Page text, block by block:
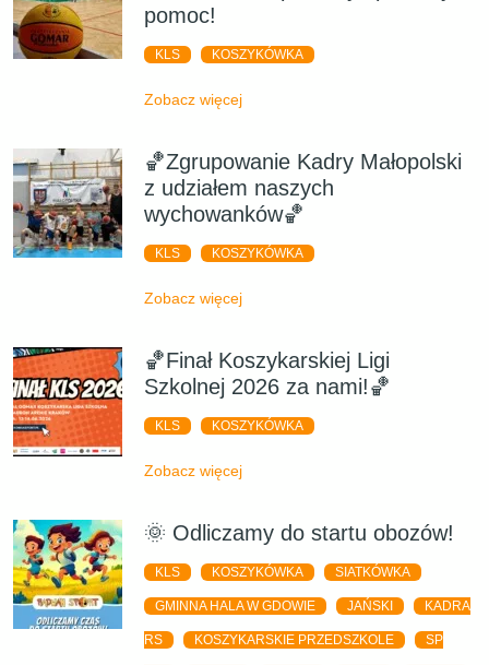
pomoc!
KLS KOSZYKÓWKA
Zobacz więcej
🏀Zgrupowanie Kadry Małopolski
z udziałem naszych
wychowanków🏀
KLS KOSZYKÓWKA
Zobacz więcej
🏀Finał Koszykarskiej Ligi
Szkolnej 2026 za nami!🏀
KLS KOSZYKÓWKA
Zobacz więcej
🌞 Odliczamy do startu obozów!
KLS KOSZYKÓWKA SIATKÓWKA
GMINNA HALA W GDOWIE JAŃSKI KADRA
RS KOSZYKARSKIE PRZEDSZKOLE SP